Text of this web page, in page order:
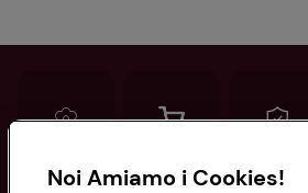
Conad Spesa online Assicurazioni
Noi Amiamo i Cookies!